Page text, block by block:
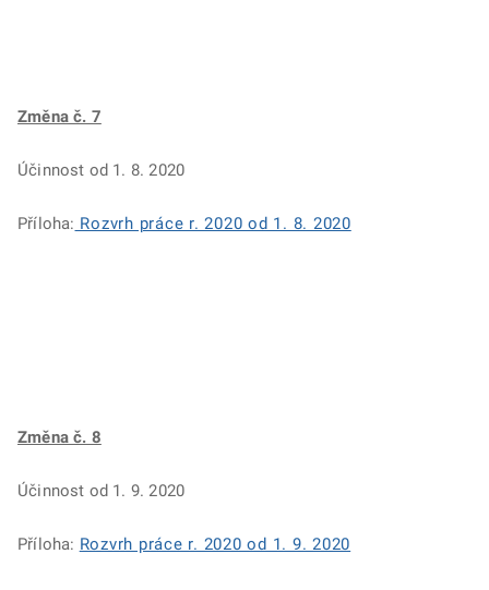
Změna č. 7
Účinnost od 1. 8. 2020
Příloha: Rozvrh práce r. 2020 od 1. 8. 2020
Změna č. 8
Účinnost od 1. 9. 2020
Příloha: Rozvrh práce r. 2020 od 1. 9. 2020